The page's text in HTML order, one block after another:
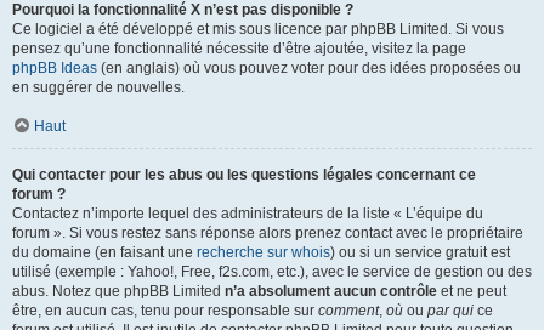
Pourquoi la fonctionnalité X n’est pas disponible ?
Ce logiciel a été développé et mis sous licence par phpBB Limited. Si vous
pensez qu’une fonctionnalité nécessite d’être ajoutée, visitez la page
phpBB Ideas (en anglais) où vous pouvez voter pour des idées proposées ou
en suggérer de nouvelles.
Haut
Qui contacter pour les abus ou les questions légales concernant ce
forum ?
Contactez n’importe lequel des administrateurs de la liste « L’équipe du
forum ». Si vous restez sans réponse alors prenez contact avec le propriétaire
du domaine (en faisant une recherche sur whois) ou si un service gratuit est
utilisé (exemple : Yahoo!, Free, f2s.com, etc.), avec le service de gestion ou des
abus. Notez que phpBB Limited n’a absolument aucun contrôle et ne peut
être, en aucun cas, tenu pour responsable sur comment, où ou par qui ce